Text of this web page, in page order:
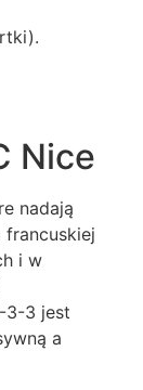
Nice
nadają
francuskiej
i w
3-3 jest
a